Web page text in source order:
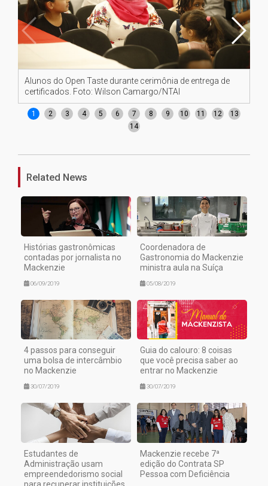
Alunos do Open Taste durante cerimônia de entrega de
certificados. Foto: Wilson Camargo/NTAI
1 2 3 4 5 6 7 8 9 10 11 12
13
14
Related News
Histórias gastronômicas
contadas por jornalista no
Mackenzie
06/09/2019
Coordenadora de
Gastronomia do Mackenzie
ministra aula na Suíça
05/08/2019
4 passos para conseguir
uma bolsa de intercâmbio
no Mackenzie
30/07/2019
Guia do calouro: 8 coisas
que você precisa saber ao
entrar no Mackenzie
30/07/2019
Estudantes de
Administração usam
empreendedorismo social
Mackenzie recebe 7ª
edição do Contrata SP
Pessoa com Deficiência